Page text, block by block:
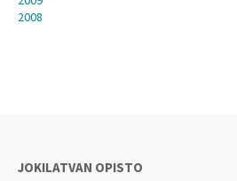
2008
JOKILATVAN OPISTO